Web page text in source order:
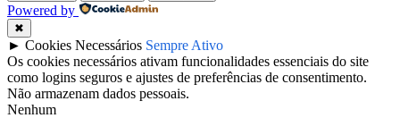
Powered by
✖
► Cookies Necessários Sempre Ativo
Os cookies necessários ativam funcionalidades essenciais do site
como logins seguros e ajustes de preferências de consentimento.
Não armazenam dados pessoais.
Nenhum